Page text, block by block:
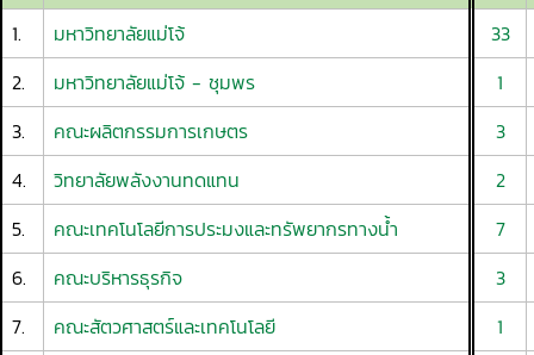
1. มหาวิทยาลัยแม่โจ้
33
2.
มหาวิทยาลัยแม่โจ้ - ชุมพร
1
3.
คณะผลิตกรรมการเกษตร
3
4.
วิทยาลัยพลังงานทดแทน
2
5.
คณะเทคโนโลยีการประมงและทรัพยากรทางน้ำ
7
6.
คณะบริหารธุรกิจ
3
7.
คณะสัตวศาสตร์และเทคโนโลยี
1